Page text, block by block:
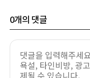
0개의 댓글